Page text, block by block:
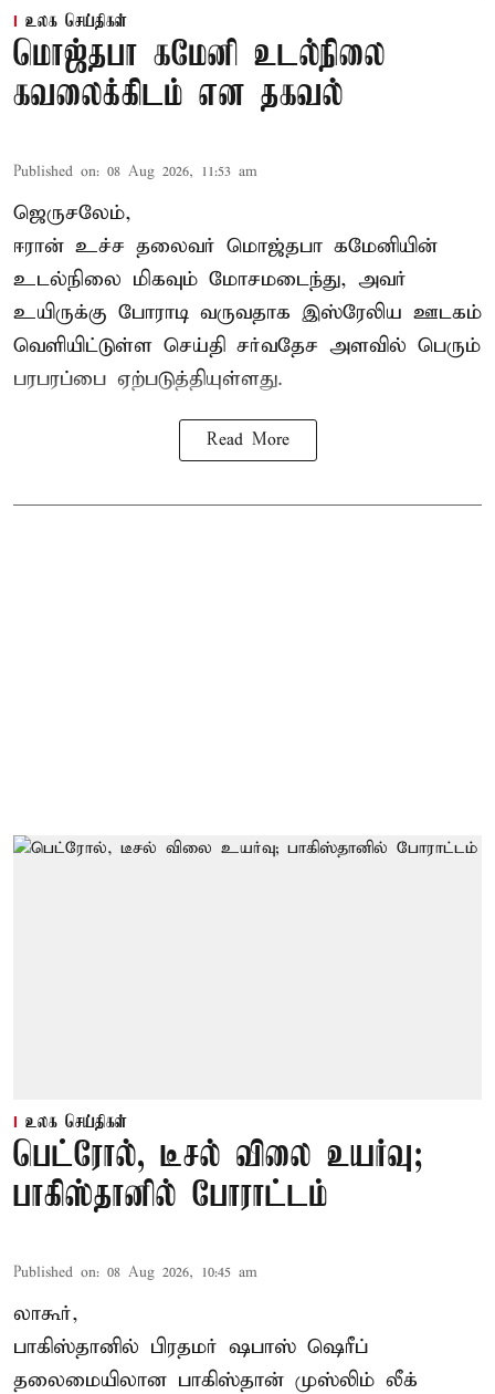
உலக செய்திகள்
மொஜ்தபா கமேனி உடல்நிலை
கவலைக்கிடம் என தகவல்
Published on: 08 Aug 2026, 11:53 am
ஜெருசலேம்,
ஈரான் உச்ச தலைவர் மொஜ்தபா கமேனியின்
உடல்நிலை மிகவும் மோசமடைந்து, அவர்
உயிருக்கு போராடி வருவதாக இஸ்ரேலிய ஊடகம்
வெளியிட்டுள்ள செய்தி சர்வதேச அளவில் பெரும்
பரபரப்பை ஏற்படுத்தியுள்ளது.
Read More
உலக செய்திகள்
பெட்ரோல், டீசல் விலை உயர்வு;
பாகிஸ்தானில் போராட்டம்
Published on: 08 Aug 2026, 10:45 am
லாகூர்,
பாகிஸ்தானில் பிரதமர் ஷபாஸ் ஷெரீப்
தலைமையிலான பாகிஸ்தான் முஸ்லிம் லீக்